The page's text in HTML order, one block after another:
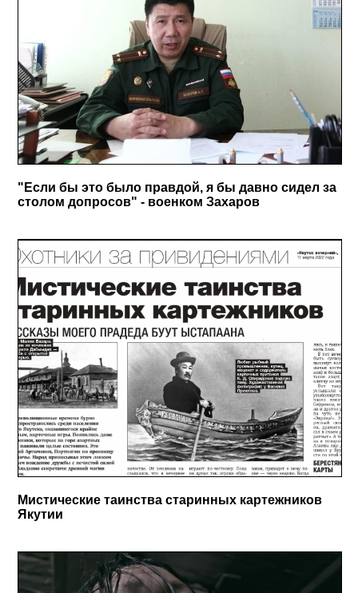
"Если бы это было правдой, я бы давно сидел за
столом допросов" - военком Захаров
Мистические таинства старинных картежников
Якутии